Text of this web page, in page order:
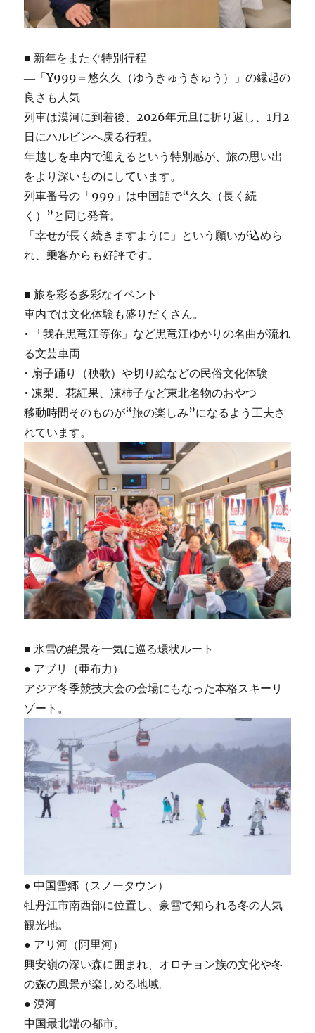
■ 新年をまたぐ特別行程
―「Y999＝悠久久（ゆうきゅうきゅう）」の縁起の
良さも人気
列車は漠河に到着後、2026年元旦に折り返し、1月2
日にハルビンへ戻る行程。
年越しを車内で迎えるという特別感が、旅の思い出
をより深いものにしています。
列車番号の「999」は中国語で“久久（長く続
く）”と同じ発音。
「幸せが長く続きますように」という願いが込めら
れ、乗客からも好評です。
■ 旅を彩る多彩なイベント
車内では文化体験も盛りだくさん。
• 「我在黒竜江等你」など黒竜江ゆかりの名曲が流れ
る文芸車両
• 扇子踊り（秧歌）や切り絵などの民俗文化体験
• 凍梨、花紅果、凍柿子など東北名物のおやつ
移動時間そのものが“旅の楽しみ”になるよう工夫さ
れています。
■ 氷雪の絶景を一気に巡る環状ルート
● アブリ（亜布力）
アジア冬季競技大会の会場にもなった本格スキーリ
ゾート。
● 中国雪郷（スノータウン）
牡丹江市南西部に位置し、豪雪で知られる冬の人気
観光地。
● アリ河（阿里河）
興安嶺の深い森に囲まれ、オロチョン族の文化や冬
の森の風景が楽しめる地域。
● 漠河
中国最北端の都市。